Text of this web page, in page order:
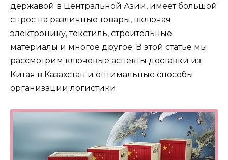
державой в Центральной Азии, имеет большой
спрос на различные товары, включая
электронику, текстиль, строительные
материалы и многое другое. В этой статье мы
рассмотрим ключевые аспекты доставки из
Китая в Казахстан и оптимальные способы
организации логистики.